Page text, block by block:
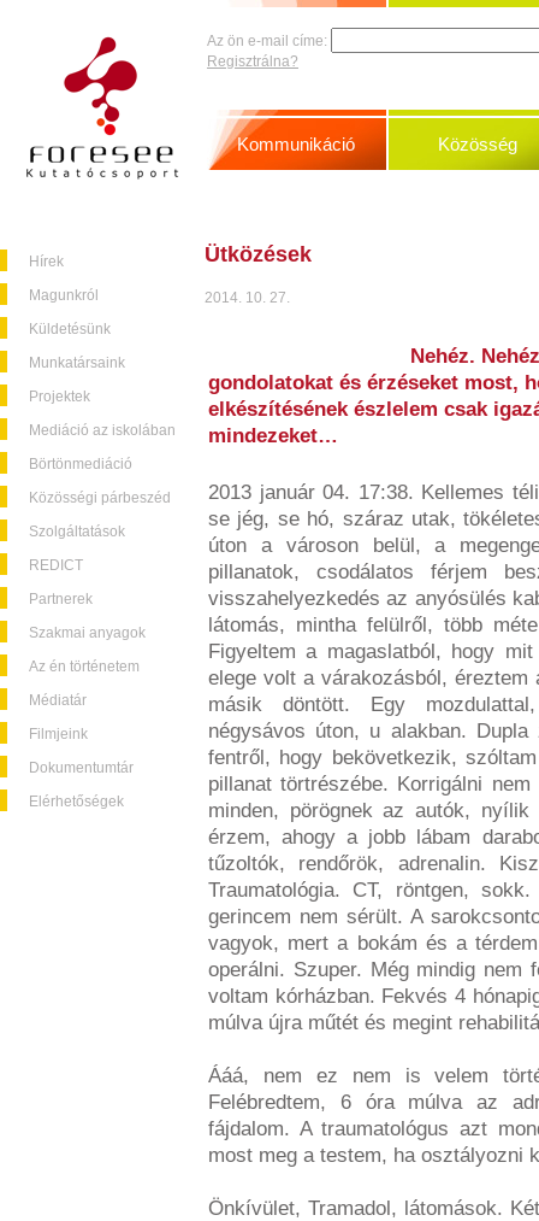
Hírek
Magunkról
Küldetésünk
Munkatársaink
Projektek
Mediáció az iskolában
Börtönmediáció
Közösségi párbeszéd
Szolgáltatások
REDICT
Partnerek
Szakmai anyagok
Az én történetem
Médiatár
Filmjeink
Dokumentumtár
Elérhetőségek
Az ön e-mail címe:
Regisztrálna?
Kommunikáció Közösség
Ütközések
2014. 10. 27.
Nehéz.
gondolatokat és érzéseket most,
elkészítésének észlelem csak
mindezeket…
2013 január 04. 17:38. Kellemes
se jég, se hó, száraz utak,
úton a városon belül, a
pillanatok, csodálatos férjem
visszahelyezkedés az anyósülés
látomás, mintha felülről, több
Figyeltem a magaslatból, hogy
elege volt a várakozásból,
másik döntött. Egy
négysávos úton, u alakban.
fentről, hogy bekövetkezik,
pillanat törtrészébe. Korrigálni
minden, pörögnek az autók,
érzem, ahogy a jobb lábam
tűzoltók, rendőrök, adrenalin.
Traumatológia. CT, röntgen,
gerincem nem sérült. A
vagyok, mert a bokám és a
operálni. Szuper. Még mindig nem
voltam kórházban. Fekvés 4
múlva újra műtét és megint
Ááá, nem ez nem is velem
Felébredtem, 6 óra múlva az
fájdalom. A traumatológus azt
most meg a testem, ha osztályozni
Önkívület, Tramadol, látomások.